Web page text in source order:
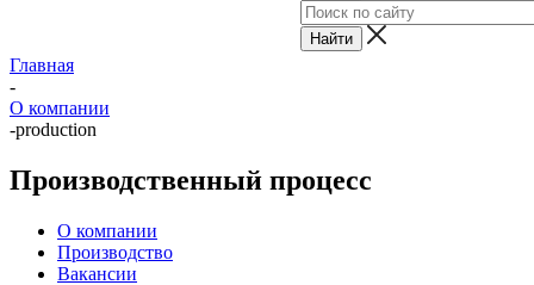
Главная
-
О компании
-production
Производственный процесс
О компании
Производство
Вакансии